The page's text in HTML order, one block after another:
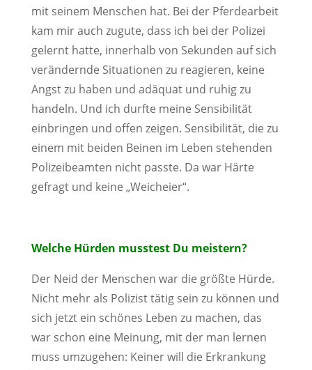
mit seinem Menschen hat. Bei der Pferdearbeit
kam mir auch zugute, dass ich bei der Polizei
gelernt hatte, innerhalb von Sekunden auf sich
verändernde Situationen zu reagieren, keine
Angst zu haben und adäquat und ruhig zu
handeln. Und ich durfte meine Sensibilität
einbringen und offen zeigen. Sensibilität, die zu
einem mit beiden Beinen im Leben stehenden
Polizeibeamten nicht passte. Da war Härte
gefragt und keine „Weicheier“.
Welche Hürden musstest Du meistern?
Der Neid der Menschen war die größte Hürde.
Nicht mehr als Polizist tätig sein zu können und
sich jetzt ein schönes Leben zu machen, das
war schon eine Meinung, mit der man lernen
muss umzugehen: Keiner will die Erkrankung